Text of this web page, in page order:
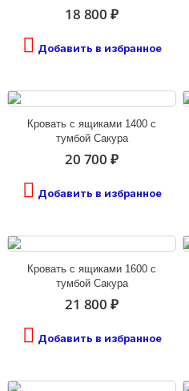
18 800 ₽
Добавить в избранное
Кровать с ящиками 1400 с
тумбой Сакура
20 700 ₽
Добавить в избранное
Кровать с ящиками 1600 с
тумбой Сакура
21 800 ₽
Добавить в избранное